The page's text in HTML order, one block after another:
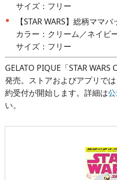
サイズ：フリー
【STAR WARS】総柄ママ
カラー：クリーム／ネイビ
サイズ：フリー
GELATO PIQUE「STAR
発売。ストアおよびアプリで
約受付が開始します。詳細は
い。